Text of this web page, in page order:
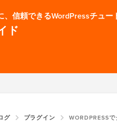
信頼できるWordPressチュー
ド
グ プラグイン WORDPRESSでクリーンな画像ファイル名を強制する方法